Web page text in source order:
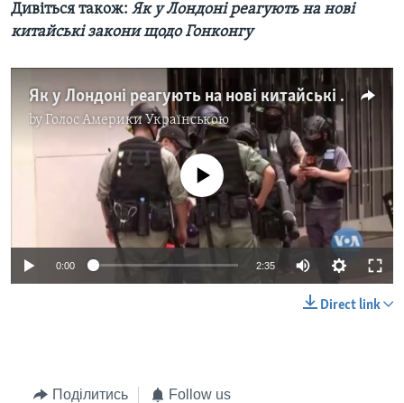
Дивіться також: Як у Лондоні реагують на нові
китайські закони щодо Гонконгу
Як у Лондоні реагують на нові китайські закони щодо Гонконгу. Відео
byГолос Америки Українською
No media source currently available
0:00 2:35
Direct link
Поділитись Follow us